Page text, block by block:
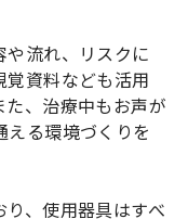
流れ、リスクに
資料なども活用
た、治療中もお声が
える環境づくりを
、使用器具はすべ